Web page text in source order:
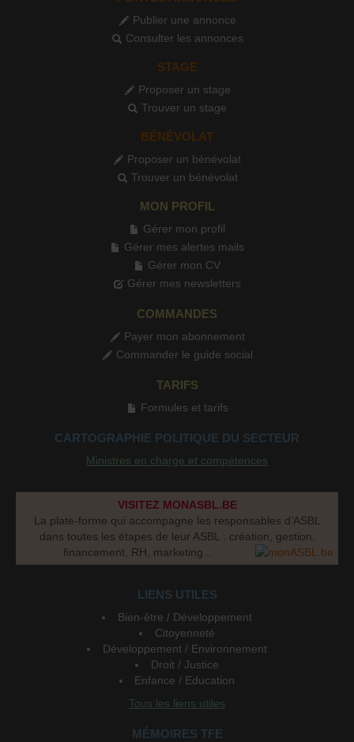
Publier une annonce
Consulter les annonces
STAGE
Proposer un stage
Trouver un stage
BÉNÉVOLAT
Proposer un bénévolat
Trouver un bénévolat
MON PROFIL
Gérer mon profil
Gérer mes alertes mails
Gérer mon CV
Gérer mes newsletters
COMMANDES
Payer mon abonnement
Commander le guide social
TARIFS
Formules et tarifs
CARTOGRAPHIE POLITIQUE DU SECTEUR
Ministres en charge et compétences
VISITEZ MONASBL.BE
La plate-forme qui accompagne les responsables d’ASBL
dans toutes les étapes de leur ASBL : création, gestion,
financement, RH, marketing...
LIENS UTILES
Bien-être / Développement
Citoyenneté
Développement / Environnement
Droit / Justice
Enfance / Education
Tous les liens utiles
MÉMOIRES TFE